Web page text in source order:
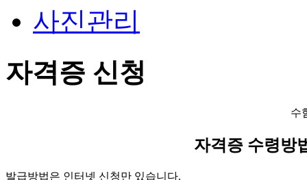
사진관리
자격증 신청
수
자격증 수령방
발급방법은 인터넷 신청만 있습니다.